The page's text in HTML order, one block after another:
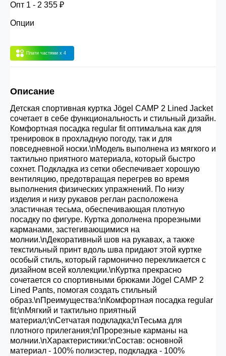
Опт 2(36%)- сумма всех заказов за 6 месяцев
Опт 1(38%) -сумма всех заказов за 6 месяцев -
400.000 рублей.
Опт 1 - 2 355 ₽
Опции
Плати частями x 4
Описание
Детская спортивная куртка Jögel CAMP 2 Lined Jacket
сочетает в себе функциональность и стильный дизайн.
Комфортная посадка regular fit оптимальна как для
тренировок в прохладную погоду, так и для
повседневной носки.\nМодель выполнена из мягкого и
тактильно приятного материала, который быстро
сохнет. Подкладка из сетки обеспечивает хорошую
вентиляцию, предотвращая перегрев во время
выполнения физических упражнений. По низу
изделия и низу рукавов реглан расположена
эластичная тесьма, обеспечивающая плотную
посадку по фигуре. Куртка дополнена прорезными
карманами, застегивающимися на
молнии.\nДекоративный шов на рукавах, а также
текстильный принт вдоль шва придают этой куртке
особый стиль, который гармонично перекликается с
дизайном всей коллекции.\nКуртка прекрасно
сочетается со спортивными брюками Jögel CAMP 2
Lined Pants, помогая создать стильный
образ.\nПреимущества:\nКомфортная посадка regular
fit;\nМягкий и тактильно приятный
материал;\nСетчатая подкладка;\nТесьма для
плотного прилегания;\nПрорезные карманы на
молнии.\nХарактеристики:\nСостав: основной
материал - 100% полиэстер, подкладка - 100%